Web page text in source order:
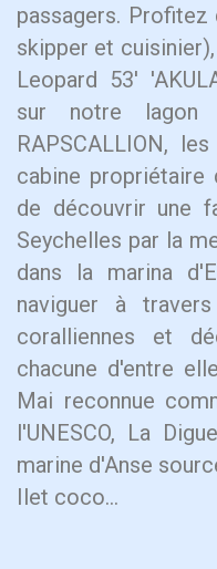
passagers.
skipper et
Leopard 53′
sur notre lagon
RAPSCALLION,
cabine propriétaire
de découvrir une
Seychelles par la
dans la marina
naviguer à
coralliennes et
chacune d'entre
Mai reconnue
l'UNESCO, La
marine d'Anse
Ilet coco...